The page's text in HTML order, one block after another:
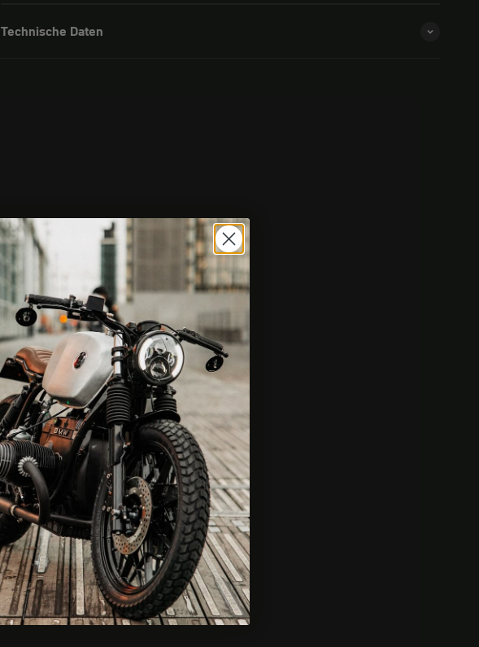
Technische Daten